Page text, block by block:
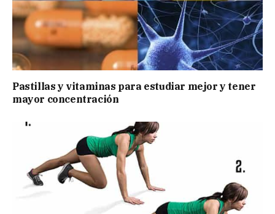
Pastillas y vitaminas para estudiar mejor y tener
mayor concentración